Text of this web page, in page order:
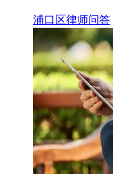
浦口区律师问答